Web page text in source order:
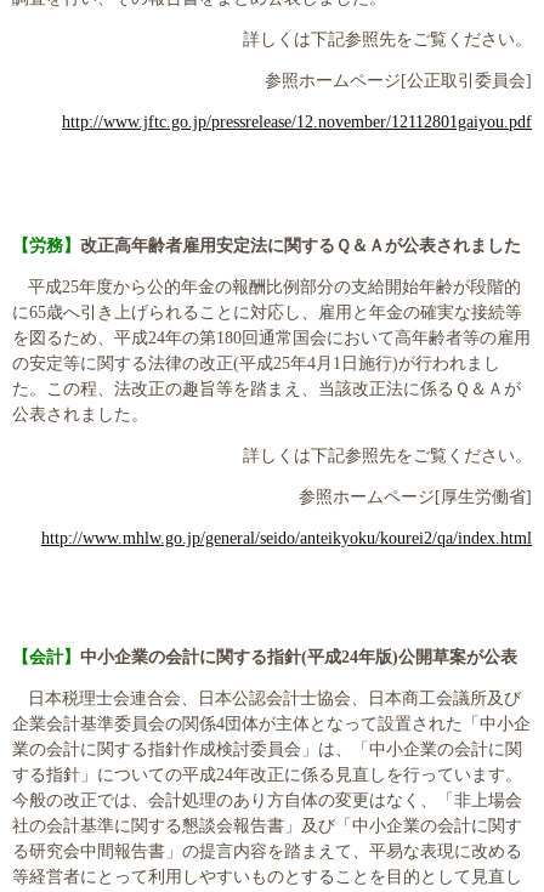
詳しくは下記参照先をご覧ください。
参照ホームページ [公正取引委員会]
http://www.jftc.go.jp/pressrelease/12.november/12112801gaiyou.pdf
【労務】 改正高年齢者雇用安定法に関するＱ＆Ａが公表されました
平成25年度から公的年金の報酬比例部分の支給開始年齢が段階的
に65歳へ引き上げられることに対応し、雇用と年金の確実な接続等
を図るため、平成24年の第180回通常国会において高年齢者等の雇用
の安定等に関する法律の改正(平成25年4月 1 日施行)が行われまし
た。この程、法改正の趣旨等を踏まえ、当該改正法に係るＱ＆Ａが
公表されました。
詳しくは下記参照先をご覧ください。
参照ホームページ [厚生労働省]
http://www.mhlw.go.jp/general/seido/anteikyoku/kourei2/qa/index.html
【会計】 中小企業の会計に関する指針(平成24年版)公開草案が公表
日本税理士会連合会、日本公認会計士協会、日本商工会議所及び
企業会計基準委員会の関係4団体が主体となって設置された「中小企
業の会計に関する指針作成検討委員会」は、「中小企業の会計に関
する指針」についての平成24年改正に係る見直しを行っています。
今般の改正では、会計処理のあり方自体の変更はなく、「非上場会
社の会計基準に関する懇談会報告書」及び「中小企業の会計に関す
る研究会中間報告書」の提言内容を踏まえて、平易な表現に改める
等経営者にとって利用しやすいものとすることを目的として見直し